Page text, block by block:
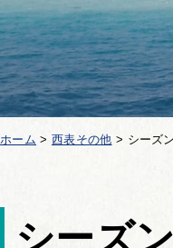
ホーム > 西表その他 > シーズ
シーズ